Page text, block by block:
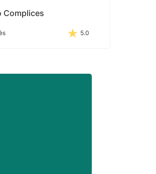
Complices
5.0